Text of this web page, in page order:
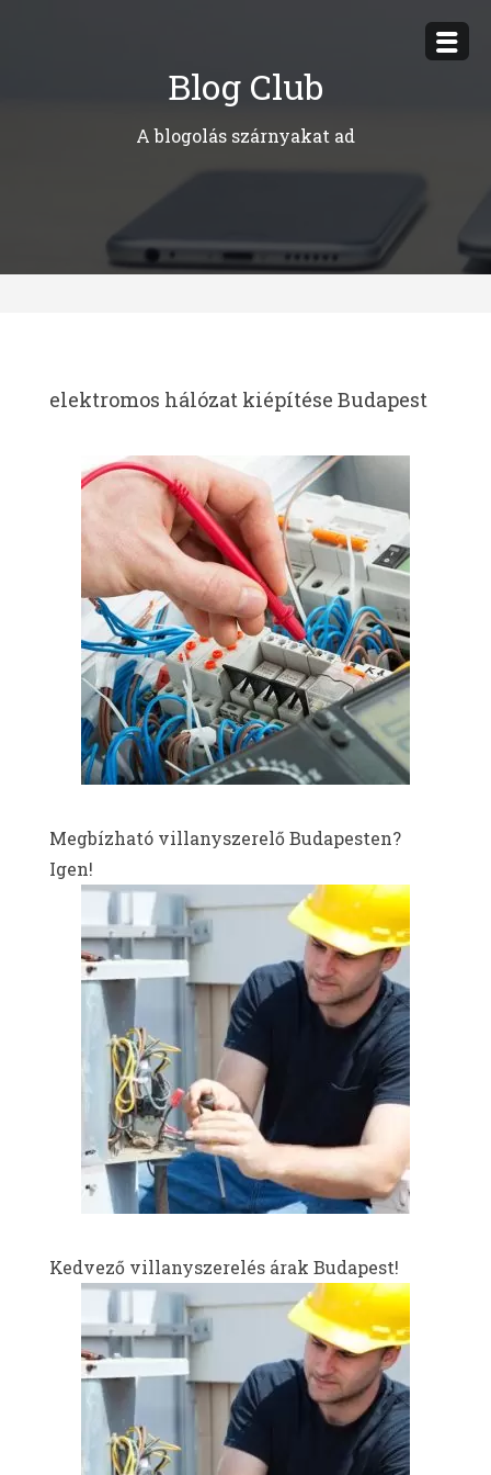
Blog Club
A blogolás szárnyakat ad
elektromos hálózat kiépítése Budapest
Megbízható villanyszerelő Budapesten?
Igen!
Kedvező villanyszerelés árak Budapest!